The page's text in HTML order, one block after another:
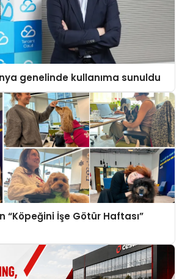
genelinde kullanıma sunuldu
“Köpeğini İşe Götür Haftası”